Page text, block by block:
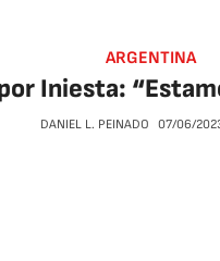
ARGENTINA
Iniesta:
DANIEL L. PEINADO 07/06/